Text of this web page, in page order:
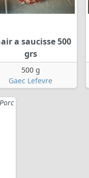
a saucisse 500
grs
500 g
Gaec Lefevre
Porc